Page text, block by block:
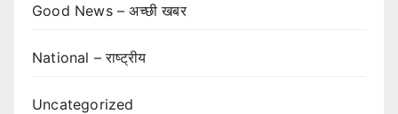
Good News – अच्छी खबर
National – राष्ट्रीय
Uncategorized